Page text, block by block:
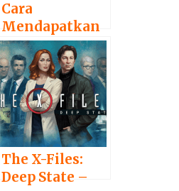
Cara
Mendapatkan
Energi di Harry
Potter:
Hogwarts
Mystery
The X-Files:
Deep State –